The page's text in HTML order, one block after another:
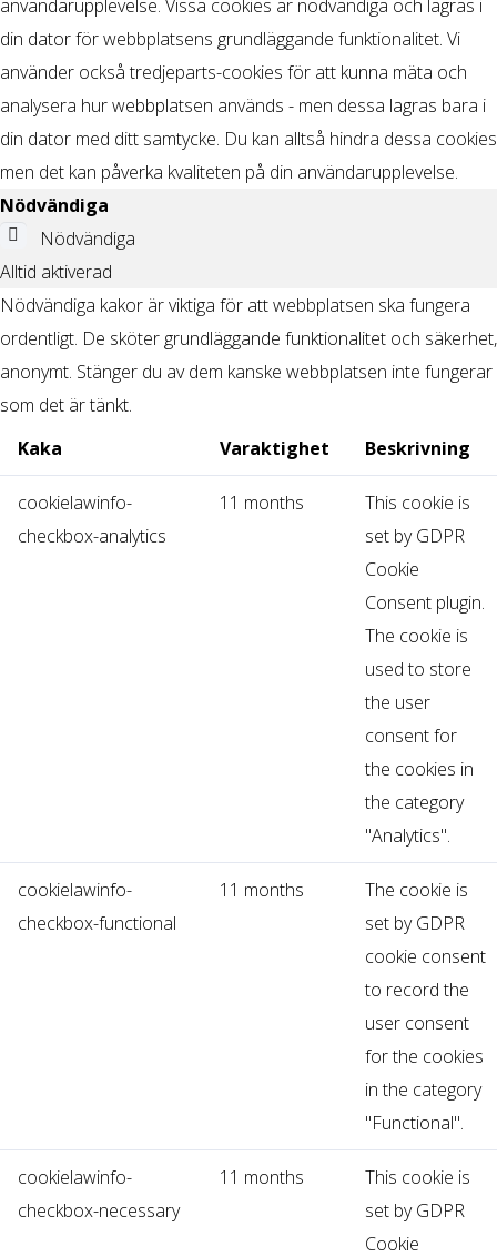
användarupplevelse. Vissa cookies är nödvändiga och lagras i
din dator för webbplatsens grundläggande funktionalitet. Vi
använder också tredjeparts-cookies för att kunna mäta och
analysera hur webbplatsen används - men dessa lagras bara i
din dator med ditt samtycke. Du kan alltså hindra dessa cookies
men det kan påverka kvaliteten på din användarupplevelse.
Nödvändiga
Nödvändiga
Alltid aktiverad
Nödvändiga kakor är viktiga för att webbplatsen ska fungera
ordentligt. De sköter grundläggande funktionalitet och säkerhet,
anonymt. Stänger du av dem kanske webbplatsen inte fungerar
som det är tänkt.
Kaka
Varaktighet Beskrivning
cookielawinfo-
checkbox-analytics
11 months
This cookie is
set by GDPR
Cookie
Consent plugin.
The cookie is
used to store
the user
consent for
the cookies in
the category
"Analytics".
cookielawinfo-
checkbox-functional
11 months
The cookie is
set by GDPR
cookie consent
to record the
user consent
for the cookies
in the category
"Functional".
cookielawinfo-
checkbox-necessary
11 months
This cookie is
set by GDPR
Cookie